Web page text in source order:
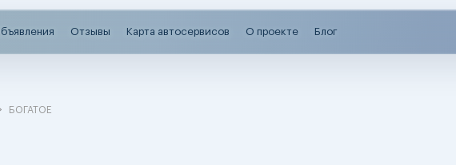
Отзывы Карта автосервисов О проекте Блог
БОГАТОЕ